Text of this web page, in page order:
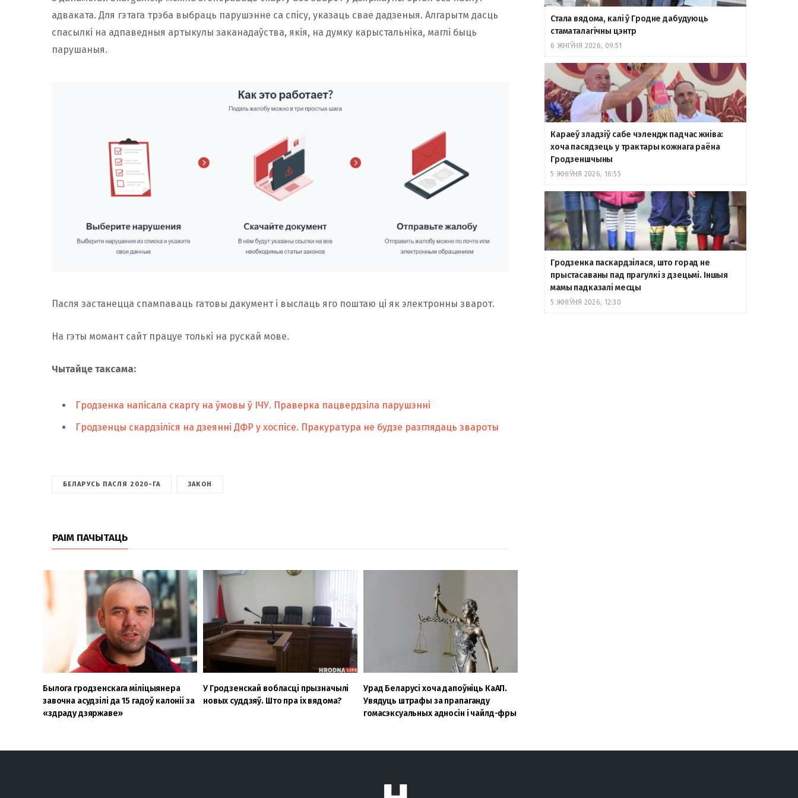
адваката. Для гэтага трэба выбраць парушэнне са спісу, указаць свае дадзеныя. Алгарытм дасць
спасылкі на адпаведныя артыкулы заканадаўства, якія, на думку карыстальніка, маглі быць
парушаныя.
Пасля застанецца спампаваць гатовы дакумент і выслаць яго поштаю ці як электронны зварот.
На гэты момант сайт працуе толькі на рускай мове.
Чытайце таксама:
Гродзенка напісала скаргу на ўмовы ў ІЧУ. Праверка пацвердзіла парушэнні
Гродзенцы скардзіліся на дзеянні ДФР у хоспісе. Пракуратура не будзе разглядаць звароты
БЕЛАРУСЬ ПАСЛЯ 2020-ГА ЗАКОН
РАІМ ПАЧЫТАЦЬ
Былога гродзенскага міліцыянера
завочна асудзілі да 15 гадоў калоніі за
«здраду дзяржаве»
У Гродзенскай вобласці прызначылі
новых суддзяў. Што пра іх вядома?
Урад Беларусі хоча дапоўніць КаАП.
Увядуць штрафы за прапаганду
гомасэксуальных адносін і чайлд-фры
Стала вядома, калі ў Гродне дабудуюць
стаматалагічны цэнтр
6 ЖНІЎНЯ 2026, 09:51
Караеў зладзіў сабе чэлендж падчас жніва:
хоча пасядзець у трактары кожнага раёна
Гродзеншчыны
5 ЖНІЎНЯ 2026, 16:55
Гродзенка паскардзілася, што горад не
прыстасаваны пад прагулкі з дзецьмі. Іншыя
мамы падказалі месцы
5 ЖНІЎНЯ 2026, 12:30